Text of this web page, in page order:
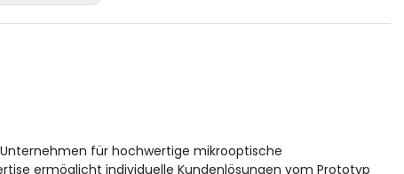
für hochwertige mikrooptische
ermöglicht individuelle Kundenlösungen vom Prototyp